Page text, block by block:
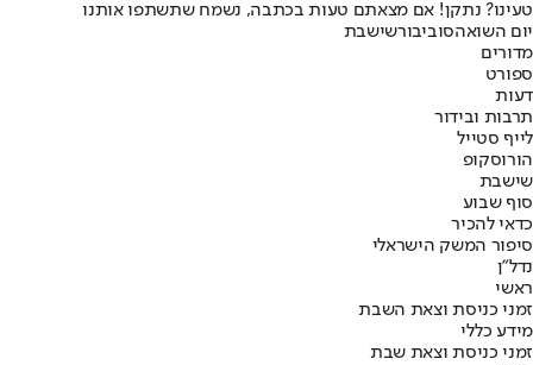
טעינו? נתקן! אם מצאתם טעות בכתבה, נשמח שתשתפו אותנו
יום השואהסוביבורשישבת
מדורים
ספורט
דעות
תרבות ובידור
לייף סטייל
הורוסקופ
שישבת
סוף שבוע
כדאי להכיר
סיפור המשק הישראלי
נדל"ן
ראשי
זמני כניסת וצאת השבת
מידע כללי
זמני כניסת וצאת שבת